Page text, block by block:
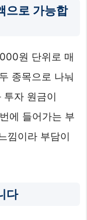
으로 가능합
원 단위로 매
종목으로 나눠
자 원금이
에 들어가는 부
낌이라 부담이
다